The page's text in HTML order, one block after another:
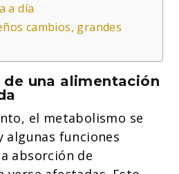
a día
cambios, grandes
una alimentación
el metabolismo se
algunas funciones
absorción de